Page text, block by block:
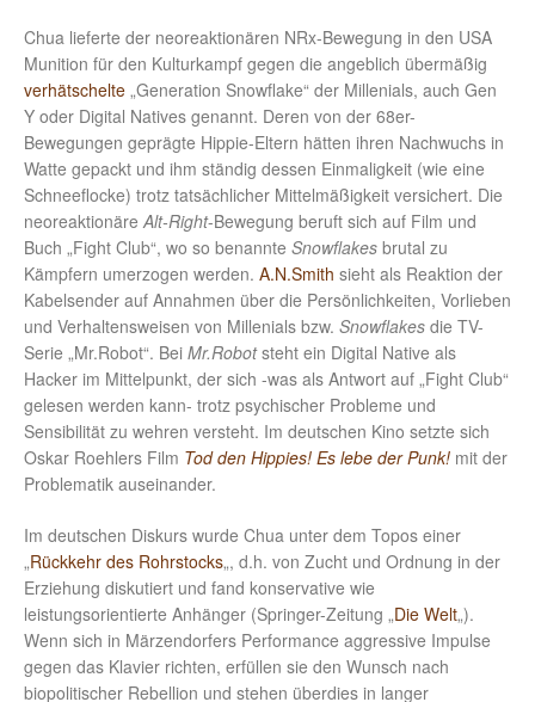
Chua lieferte der neoreaktionären NRx-Bewegung in den USA
Munition für den Kulturkampf gegen die angeblich übermäßig
verhätschelte „Generation Snowflake“ der Millenials, auch Gen
Y oder Digital Natives genannt. Deren von der 68er-
Bewegungen geprägte Hippie-Eltern hätten ihren Nachwuchs in
Watte gepackt und ihm ständig dessen Einmaligkeit (wie eine
Schneeflocke) trotz tatsächlicher Mittelmäßigkeit versichert. Die
neoreaktionäreAlt-Right-Bewegung beruft sich auf Film und
Buch „Fight Club“, wo so benannte Snowflakes brutal zu
Kämpfern umerzogen werden. A.N.Smith sieht als Reaktion der
Kabelsender auf Annahmen über die Persönlichkeiten, Vorlieben
und Verhaltensweisen von Millenials bzw. Snowflakes die TV-
Serie „Mr.Robot“. Bei Mr.Robotsteht ein Digital Native als
Hacker im Mittelpunkt, der sich -was als Antwort auf „Fight Club“
gelesen werden kann- trotz psychischer Probleme und
Sensibilität zu wehren versteht. Im deutschen Kino setzte sich
Oskar Roehlers Film Tod den Hippies! Es lebe der Punk! mit der
Problematik auseinander.
Im deutschen Diskurs wurde Chua unter dem Topos einer
„Rückkehr des Rohrstocks„, d.h. von Zucht und Ordnung in der
Erziehung diskutiert und fand konservative wie
leistungsorientierte Anhänger (Springer-Zeitung „Die Welt„).
Wenn sich in Märzendorfers Performance aggressive Impulse
gegen das Klavier richten, erfüllen sie den Wunsch nach
biopolitischer Rebellion und stehen überdies in langer